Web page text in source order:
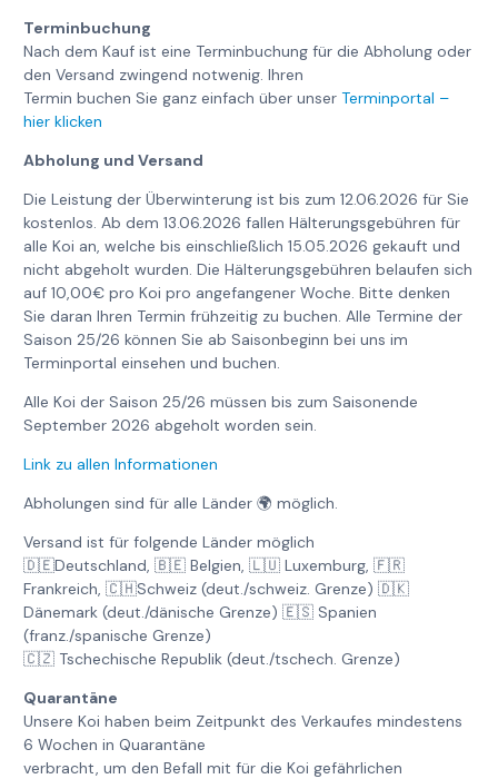
Terminbuchung
Nach dem Kauf ist eine Terminbuchung für die Abholung oder
den Versand zwingend notwenig. Ihren
Termin buchen Sie ganz einfach über unserTerminportal –
hier klicken
Abholung und Versand
Die Leistung der Überwinterung ist bis zum 12.06.2026 für Sie
kostenlos. Ab dem 13.06.2026 fallen Hälterungsgebühren für
alle Koi an, welche bis einschließlich 15.05.2026 gekauft und
nicht abgeholt wurden. Die Hälterungsgebühren belaufen sich
auf 10,00€ pro Koi pro angefangener Woche. Bitte denken
Sie daran Ihren Termin frühzeitig zu buchen. Alle Termine der
Saison 25/26 können Sie ab Saisonbeginn bei uns im
Terminportal einsehen und buchen.
Alle Koi der Saison 25/26 müssen bis zum Saisonende
September 2026 abgeholt worden sein.
Link zu allen Informationen
Abholungen sind für alle Länder 🌍 möglich.
Versand ist für folgende Länder möglich
🇩🇪Deutschland, 🇧🇪 Belgien, 🇱🇺 Luxemburg, 🇫🇷
Frankreich, 🇨🇭Schweiz (deut./schweiz. Grenze) 🇩🇰
Dänemark (deut./dänische Grenze) 🇪🇸 Spanien
(franz./spanische Grenze)
🇨🇿 Tschechische Republik (deut./tschech. Grenze)
Quarantäne
Unsere Koi haben beim Zeitpunkt des Verkaufes mindestens
6 Wochen in Quarantäne
verbracht, um den Befall mit für die Koi gefährlichen